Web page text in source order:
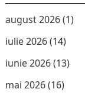
august 2026(1)
iulie 2026(14)
iunie 2026(13)
mai 2026(16)